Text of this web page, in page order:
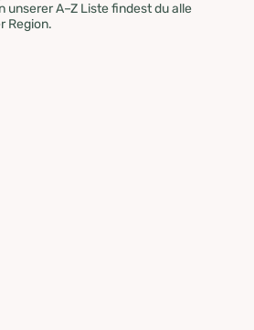
unserer A–Z Liste findest du alle
Region.